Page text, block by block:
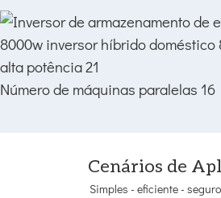
Número de máquinas paralelas 16
Cenários de
Simples - eficiente -